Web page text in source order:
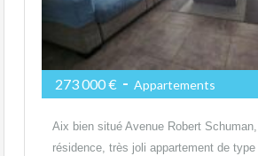
273 000 € - Appartements
Aix bien situé Avenue Robert
résidence, très joli appartement de type